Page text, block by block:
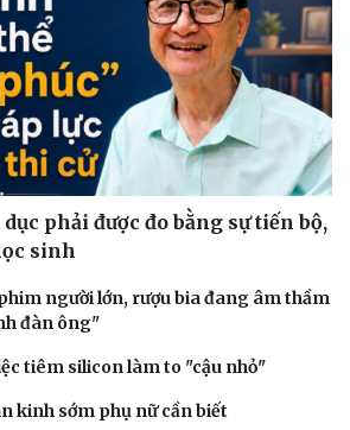
phải được đo bằng sự tiến bộ,
sinh
người lớn, rượu bia đang âm thầm
đàn ông"
tiêm silicon làm to "cậu nhỏ"
kinh sớm phụ nữ cần biết